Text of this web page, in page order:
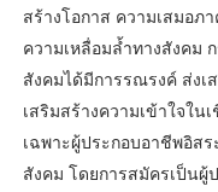
สร้างโอกาส ความเสมอภ
ความเหลื่อมล้ำทางสังคม
สังคมได้มีการรณรงค์ ส่ง
เสริมสร้างความเข้าใจใ
เฉพาะผู้ประกอบอาชีพอิส
สังคม โดยการสมัครเป็น